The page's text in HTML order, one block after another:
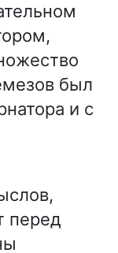
был
и с
перед